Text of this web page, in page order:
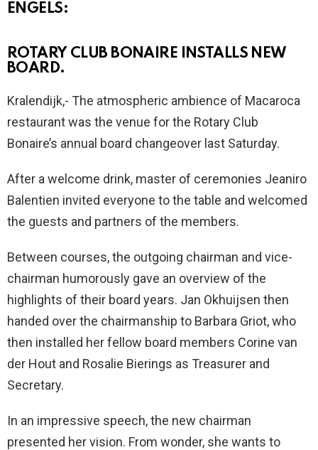
ENGELS:
ROTARY CLUB BONAIRE INSTALLS NEW
BOARD.
Kralendijk,- The atmospheric ambience of Macaroca
restaurant was the venue for the Rotary Club
Bonaire’s annual board changeover last Saturday.
After a welcome drink, master of ceremonies Jeaniro
Balentien invited everyone to the table and welcomed
the guests and partners of the members.
Between courses, the outgoing chairman and vice-
chairman humorously gave an overview of the
highlights of their board years. Jan Okhuijsen then
handed over the chairmanship to Barbara Griot, who
then installed her fellow board members Corine van
der Hout and Rosalie Bierings as Treasurer and
Secretary.
In an impressive speech, the new chairman
presented her vision. From wonder, she wants to